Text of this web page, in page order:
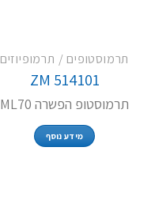
תרמוסטופים / תרמופיוזים
ZM 514101
תרמוסטופ הפשרה ML70
מידע נוסף